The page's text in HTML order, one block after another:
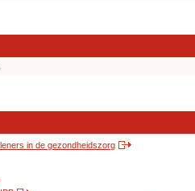
in de gezondheidszorg